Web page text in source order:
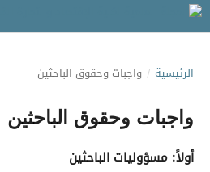
الرئيسية / واجبات وحقوق الباحثين
واجبات وحقوق الباحثين
أولاً: مسؤوليات الباحثين